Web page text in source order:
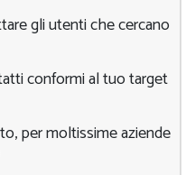
gli utenti che cercano
conformi al tuo target
per moltissime aziende